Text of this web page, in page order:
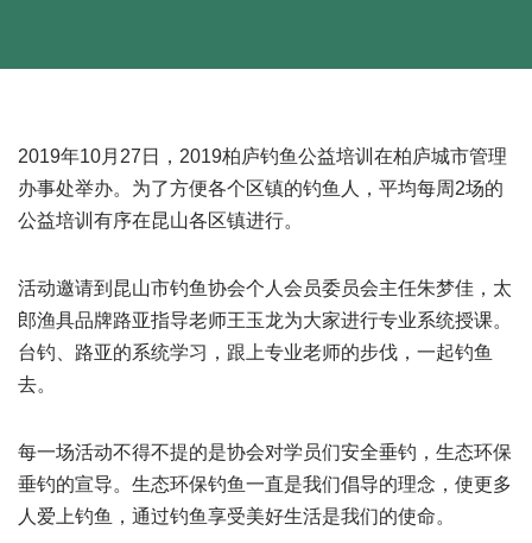
2019年10月27日，2019柏庐钓鱼公益培训在柏庐城市管理
办事处举办。为了方便各个区镇的钓鱼人，平均每周2场的
公益培训有序在昆山各区镇进行。
活动邀请到昆山市钓鱼协会个人会员委员会主任朱梦佳，太
郎渔具品牌路亚指导老师王玉龙为大家进行专业系统授课。
台钓、路亚的系统学习，跟上专业老师的步伐，一起钓鱼
去。
每一场活动不得不提的是协会对学员们安全垂钓，生态环保
垂钓的宣导。生态环保钓鱼一直是我们倡导的理念，使更多
人爱上钓鱼，通过钓鱼享受美好生活是我们的使命。